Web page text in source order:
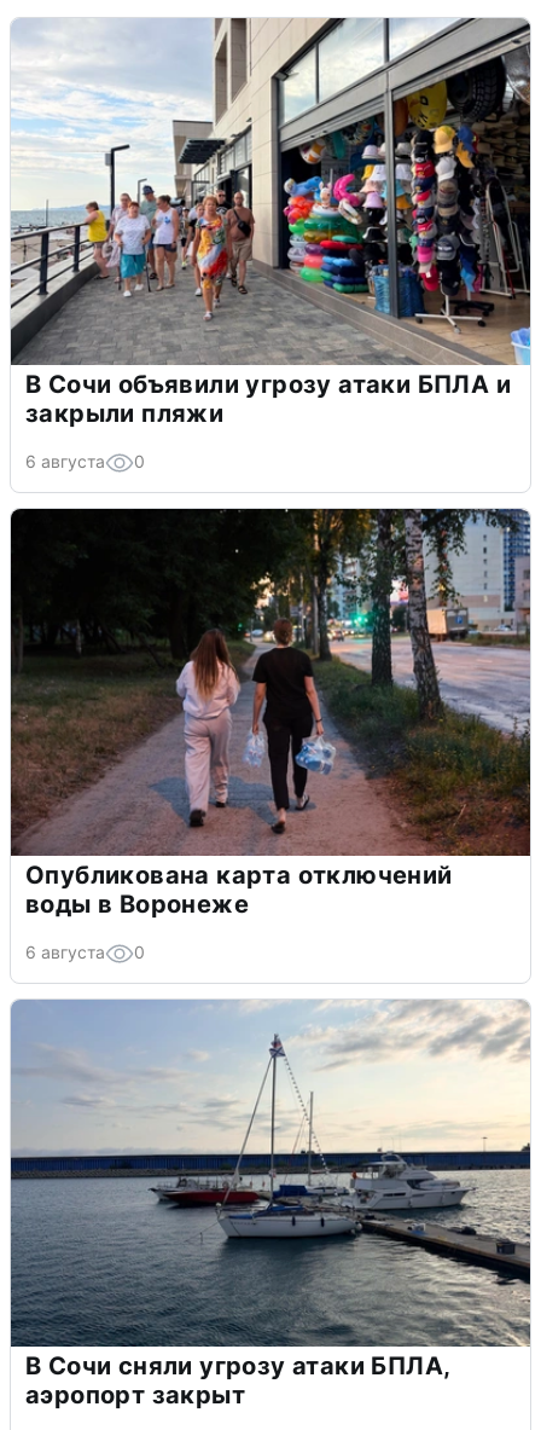
В Сочи объявили угрозу атаки БПЛА и
закрыли пляжи
6 августа 0
Опубликована карта отключений
воды в Воронеже
6 августа 0
В Сочи сняли угрозу атаки БПЛА,
аэропорт закрыт